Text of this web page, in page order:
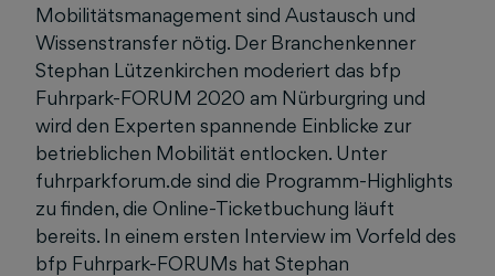
Mobilitätsmanagement sind Austausch und
Wissenstransfer nötig. Der Branchenkenner
Stephan Lützenkirchen moderiert das bfp
Fuhrpark-FORUM 2020 am Nürburgring und
wird den Experten spannende Einblicke zur
betrieblichen Mobilität entlocken. Unter
fuhrparkforum.de sind die Programm-Highlights
zu finden, die Online-Ticketbuchung läuft
bereits. In einem ersten Interview im Vorfeld des
bfp Fuhrpark-FORUMs hat Stephan